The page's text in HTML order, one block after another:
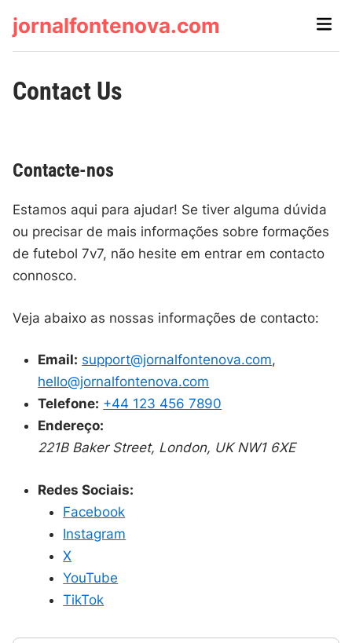
jornalfontenova.com
Main
Contact Us
Contacte-nos
Estamos aqui para ajudar! Se tiver alguma dúvida
ou precisar de mais informações sobre formações
de futebol 7v7, não hesite em entrar em contacto
connosco.
Veja abaixo as nossas informações de contacto:
Email: support@jornalfontenova.com,
hello@jornalfontenova.com
Telefone: +44 123 456 7890
Endereço:
221B Baker Street, London, UK NW1 6XE
Redes Sociais:
Facebook
Instagram
X
YouTube
TikTok